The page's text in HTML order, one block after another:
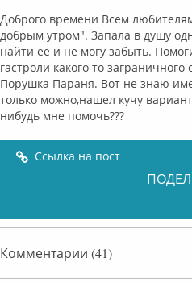
Доброго времени Всем
добрым утром". Запала в душу
найти её и не могу забыть.
гастроли какого то
Порушка Параня. Вот не знаю
только можно,нашел кучу
нибудь мне помочь???
Ссылка на пост
Комментарии (41)